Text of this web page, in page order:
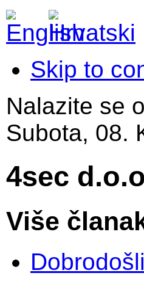
Skip to
Nalazite se
Subota, 08.
4sec
Više